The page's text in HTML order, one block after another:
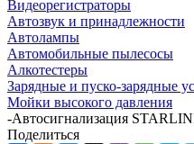
Видеорегистраторы
Автозвук и принадлежности
Автолампы
Автомобильные пылесосы
Алкотестеры
Зарядные и пуско-зарядные
Мойки высокого давления
-Автосигнализация
Поделиться